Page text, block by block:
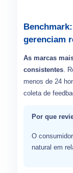
gerenciam
As marcas
consistentes.
menos de 24
coleta de
Por que
O
natural em